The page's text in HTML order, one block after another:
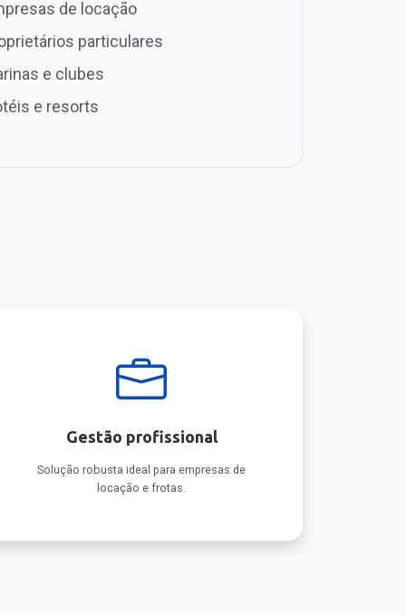
de locação
particulares
e clubes
e resorts
Gestão profissional
Solução robusta ideal para empresas de
locação e frotas.